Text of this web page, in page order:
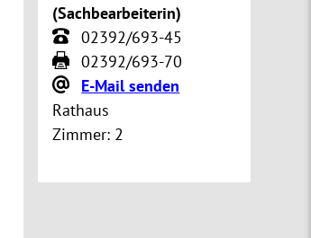
(Sachbearbeiterin)
02392/693-45
02392/693-70
E-Mail senden
Rathaus
Zimmer: 2